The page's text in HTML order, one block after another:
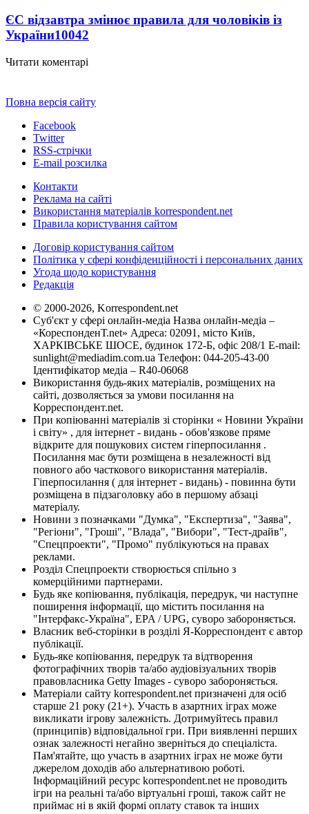
ЄС відзавтра змінює правила для чоловіків із
України10042
Читати коментарі
Повна версія сайту
Facebook
Twitter
RSS-стрічки
E-mail розсилка
Контакти
Реклама на сайті
Використання матеріалів korrespondent.net
Правила користування сайтом
Договір користування сайтом
Політика у сфері конфіденційності і персональних даних
Угода щодо користування
Редакція
© 2000-2026, Korrespondent.net
Суб'єкт у сфері онлайн-медіа Назва онлайн-медіа –
«КореспонденТ.net» Адреса: 02091, місто Київ,
ХАРКІВСЬКЕ ШОСЕ, будинок 172-Б, офіс 208/1 E-mail:
sunlight@mediadim.com.ua Телефон: 044-205-43-00
Ідентифікатор медіа – R40-06068
Використання будь-яких матеріалів, розміщених на
сайті, дозволяється за умови посилання на
Корреспондент.net.
При копіюванні матеріалів зі сторінки « Новини України
і світу» , для інтернет - видань - обов'язкове пряме
відкрите для пошукових систем гіперпосилання .
Посилання має бути розміщена в незалежності від
повного або часткового використання матеріалів.
Гіперпосилання ( для інтернет - видань) - повинна бути
розміщена в підзаголовку або в першому абзаці
матеріалу.
Новини з позначками "Думка", "Експертиза", "Заява",
"Регіони", "Гроші", "Влада", "Вибори", "Тест-драйв",
"Спецпроекти", "Промо" публікуються на правах
реклами.
Розділ Спецпроекти створюється спільно з
комерційними партнерами.
Будь яке копіювання, публікація, передрук, чи наступне
поширення інформації, що містить посилання на
"Інтерфакс-Україна", EPA / UPG, суворо забороняється.
Власник веб-сторінки в розділі Я-Корреспондент є автор
публікації.
Будь-яке копіювання, передрук та відтворення
фотографічних творів та/або аудіовізуальних творів
правовласника Getty Images - суворо забороняється.
Матеріали сайту korrespondent.net призначені для осіб
старше 21 року (21+). Участь в азартних іграх може
викликати ігрову залежність. Дотримуйтесь правил
(принципів) відповідальної гри. При виявленні перших
ознак залежності негайно зверніться до спеціаліста.
Пам'ятайте, що участь в азартних іграх не може бути
джерелом доходів або альтернативою роботі.
Інформаційний ресурс korrespondent.net не проводить
ігри на реальні та/або віртуальні гроші, також сайт не
приймає ні в якій формі оплату ставок та інших